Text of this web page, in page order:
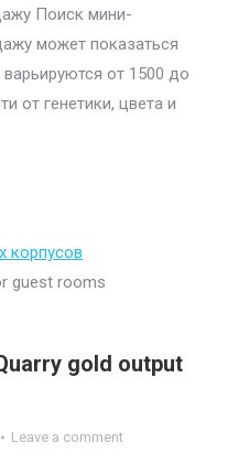
Поиск мини-
может показаться
от 1500 до
от генетики, цвета и
корпусов
guest rooms
gold output
Leave a comment